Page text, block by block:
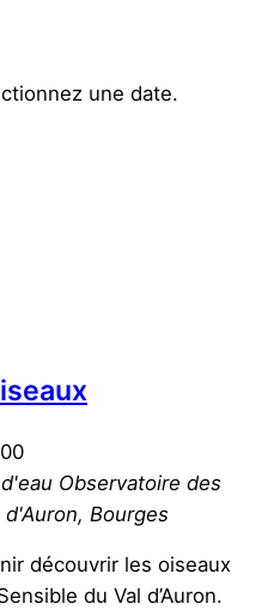
une date.
Observatoire des
Bourges
découvrir les oiseaux
du Val d’Auron.